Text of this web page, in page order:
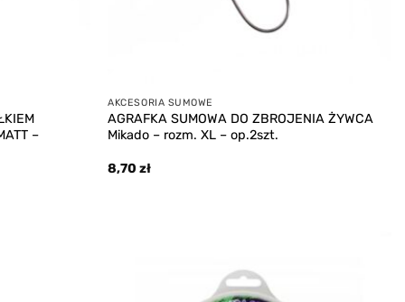
–
AKCESORIA SUMOWE
AGRAFKA SUMOWA DO ZBROJENIA ŻYWCA
Mikado – rozm. XL – op.2szt.
8,70zł